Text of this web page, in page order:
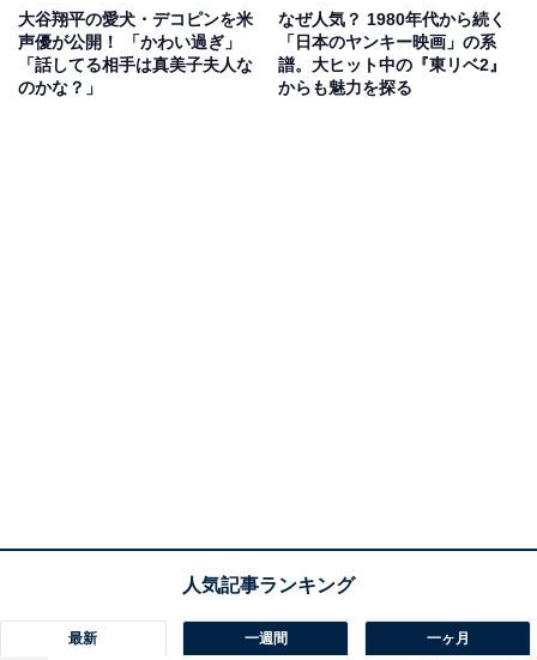
大谷翔平の愛犬・デコピンを米
声優が公開！ 「かわい過ぎ」
「話してる相手は真美子夫人な
のかな？」
なぜ人気？ 1980年代から続く
「日本のヤンキー映画」の系
譜。大ヒット中の『東リベ2』
からも魅力を探る
最新 一週間 一ヶ月